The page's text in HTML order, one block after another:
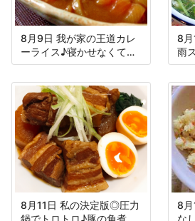
8月9日 我が家の王道カレ
ーライス♪寝かせなくても
美味しい♪
8月
雨
8月11日 私の決定版◎圧力
8月